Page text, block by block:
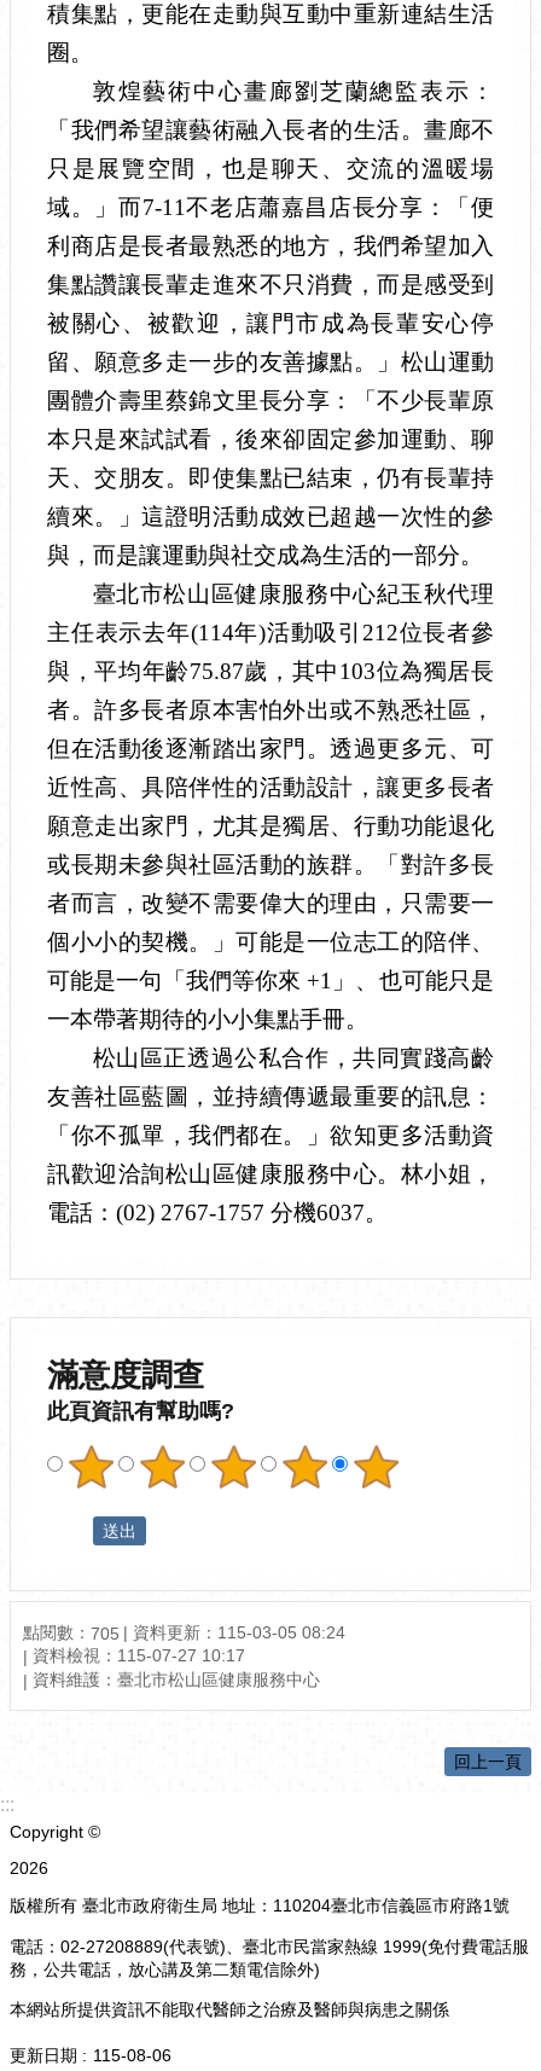
積集點，更能在走動與互動中重新連結生活
圈。
敦煌藝術中心畫廊劉芝蘭總監表示：
「我們希望讓藝術融入長者的生活。畫廊不
只是展覽空間，也是聊天、交流的溫暖場
域。」而7-11不老店蕭嘉昌店長分享：「便
利商店是長者最熟悉的地方，我們希望加入
集點讚讓長輩走進來不只消費，而是感受到
被關心、被歡迎，讓門市成為長輩安心停
留、願意多走一步的友善據點。」松山運動
團體介壽里蔡錦文里長分享：「不少長輩原
本只是來試試看，後來卻固定參加運動、聊
天、交朋友。即使集點已結束，仍有長輩持
續來。」這證明活動成效已超越一次性的參
與，而是讓運動與社交成為生活的一部分。
臺北市松山區健康服務中心紀玉秋代理
主任表示去年(114年)活動吸引212位長者參
與，平均年齡75.87歲，其中103位為獨居長
者。許多長者原本害怕外出或不熟悉社區，
但在活動後逐漸踏出家門。透過更多元、可
近性高、具陪伴性的活動設計，讓更多長者
願意走出家門，尤其是獨居、行動功能退化
或長期未參與社區活動的族群。「對許多長
者而言，改變不需要偉大的理由，只需要一
個小小的契機。」可能是一位志工的陪伴、
可能是一句「我們等你來 +1」、也可能只是
一本帶著期待的小小集點手冊。
松山區正透過公私合作，共同實踐高齡
友善社區藍圖，並持續傳遞最重要的訊息：
「你不孤單，我們都在。」欲知更多活動資
訊歡迎洽詢松山區健康服務中心。林小姐，
電話：(02) 2767-1757 分機6037。
滿意度調查
此頁資訊有幫助嗎?
點閱數： 705
資料更新：115-03-05 08:24
資料檢視：115-07-27 10:17
資料維護：臺北市松山區健康服務中心
回上一頁
:::
Copyright ©
2026
版權所有 臺北市政府衛生局 地址：110204臺北市信義區市府路1號
電話：02-27208889(代表號)、臺北市民當家熱線 1999(免付費電話服
務，公共電話，放心講及第二類電信除外)
本網站所提供資訊不能取代醫師之治療及醫師與病患之關係
更新日期 115-08-06